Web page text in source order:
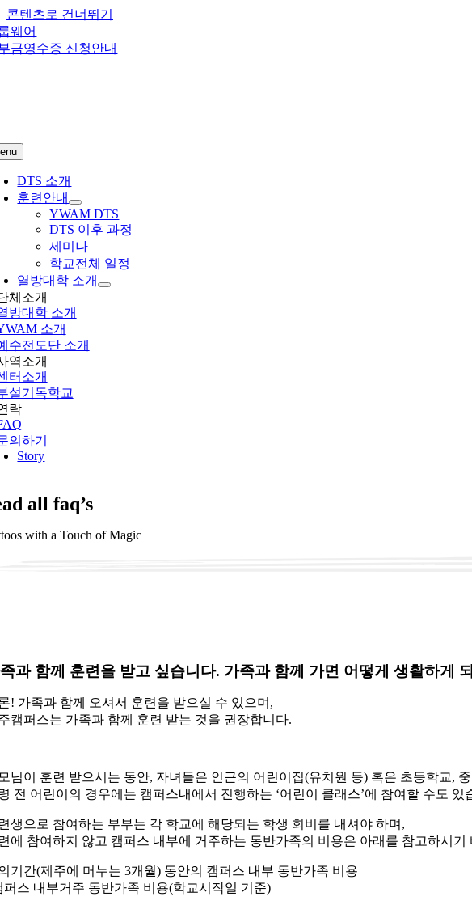
콘텐츠로 건너뛰기
웨어
금영수증 신청안내
DTS 소개
훈련안내
YWAM DTS
DTS 이후 과정
세미나
학교전체 일정
열방대학 소개
체소개
방대학 소개
소개
수전도단 소개
역소개
터소개
설기독학교
락
의하기
Story
all faq’s
with a Touch of Magic
과 함께 훈련을 받고 싶습니다. 가족과 함께 가면 어떻게 생활하게
! 가족과 함께 오셔서 훈련을 받으실 수 있으며,
캠퍼스는 가족과 함께 훈련 받는 것을 권장합니다.
님이 훈련 받으시는 동안, 자녀들은 인근의 어린이집(유치원 등) 혹은 초등학교,
전 어린이의 경우에는 캠퍼스내에서 진행하는 ‘어린이 클래스’에 참여할 수도 있
생으로 참여하는 부부는 각 학교에 해당되는 학생 회비를 내셔야 하며,
에 참여하지 않고 캠퍼스 내부에 거주하는 동반가족의 비용은 아래를 참고하시기
기간(제주에 머누는 3개월) 동안의 캠퍼스 내부 동반가족 비용
퍼스 내부거주 동반가족 비용(학교시작일 기준)